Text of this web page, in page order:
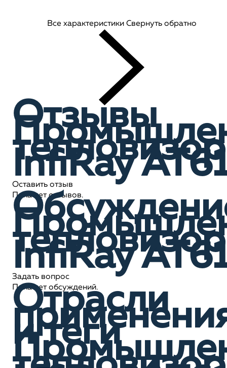
Все характеристики Свернуть обратно
Отзывы
тепловизор
InfiRay
Оставить отзыв
Пока нет отзывов.
тепловизор
InfiRay
Задать вопрос
Пока нет обсуждений.
Отрасли
и теги